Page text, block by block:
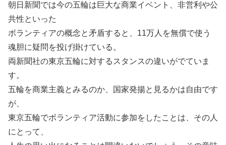
朝日新聞では今の五輪は巨大な商業イベント、非営利や公
共性といった
ボランティアの概念と矛盾すると、11万人を無償で使う
魂胆に疑問を投げ掛けている。
両新聞社の東京五輪に対するスタンスの違いがでていま
す。
五輪を商業主義とみるのか、国家発揚と見るかは自由です
が、
東京五輪でボランティア活動に参加をしたことは、その人
にとって、